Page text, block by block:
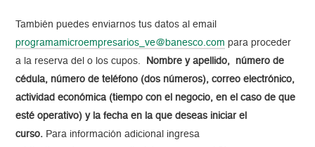
También puedes enviarnos tus datos al email
programamicroempresarios_ve@banesco.com para proceder
a la reserva del o los cupos.
Nombre y apellido, número de
cédula, número de teléfono (dos números), correo electrónico,
actividad económica (tiempo con el negocio, en el caso de que
esté operativo) y la fecha en la que deseas iniciar el
curso. Para información adicional ingresa